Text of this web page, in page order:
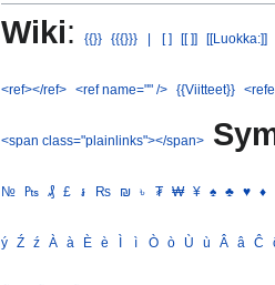
Wiki: {{}} {{{}}} | [ ] [[ ]] [[Luokka:]]
<ref></ref> <ref name="" /> {{Viitteet}}
<span class="plainlinks"></span>
№ ₧ ₰ £ ៛ ₨ ₪ ৳ ₮ ₩ ¥ ♠ ♣ ♥ ♦
ý Ź ź À à È è Ì ì Ò ò Ù ù Â â Ĉ